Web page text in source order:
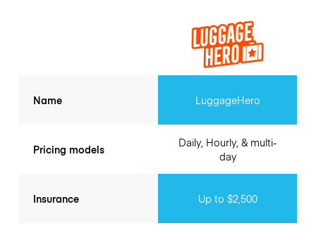
Name
Pricing models
Insurance
LuggageHero
Daily, Hourly, & multi-
day
Up to $2,500